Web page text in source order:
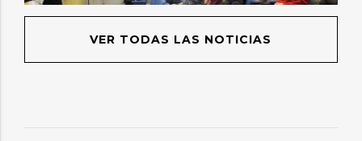
VER TODAS LAS NOTICIAS